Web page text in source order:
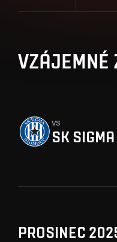
VZÁJEMNÉ
vs
SK
PROSINEC